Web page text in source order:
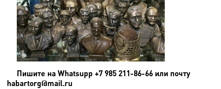
Пишите на Whatsupp +7 985 211-86-66 или почту
habartorg@mail.ru